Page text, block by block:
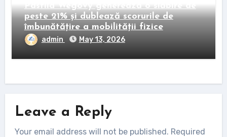
Pastila Wegovy generează o slăbire de
peste 21% și dublează scorurile de
îmbunătățire a mobilității fizice
admin May 13, 2026
Leave a Reply
Your email address will not be published. Required